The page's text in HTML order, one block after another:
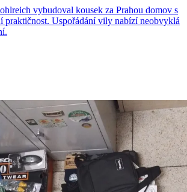
vybudoval kousek za Prahou domov s
praktičnost. Uspořádání vily nabízí neobvyklá